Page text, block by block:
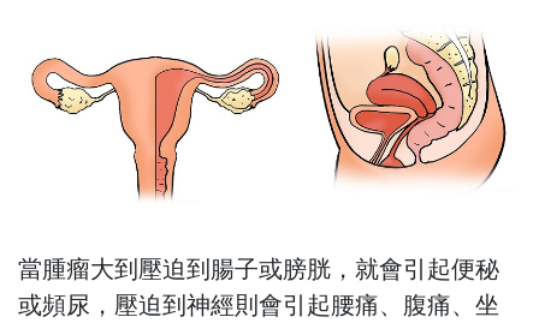
當腫瘤大到壓迫到腸子或膀胱，就會引起便秘
或頻尿，壓迫到神經則會引起腰痛、腹痛、坐